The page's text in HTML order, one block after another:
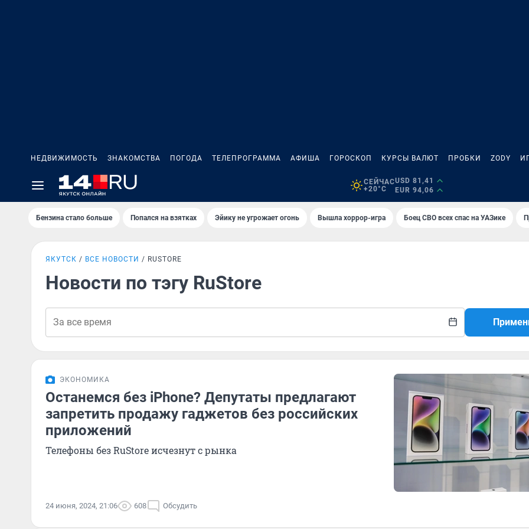
НЕДВИЖИМОСТЬ ЗНАКОМСТВА ПОГОДА ТЕЛЕПРОГРАММА АФИША ГОРОСКОП КУРСЫ ВАЛЮТ ПРОБКИ ZODY
СЕЙЧАС
+20°C
USD 81,41
EUR 94,06
Бензина стало больше Попался на взятках Эйику не угрожает огонь Вышла хоррор-игра Боец СВО всех спас на УАЗике
ЯКУТСК ВСЕ НОВОСТИ RUSTORE
Новости по тэгу RuStore
ЭКОНОМИКА
Останемся без iPhone? Депутаты предлагают
запретить продажу гаджетов без российских
приложений
Телефоны без RuStore исчезнут с рынка
24 июня, 2024, 21:06 608 Обсудить